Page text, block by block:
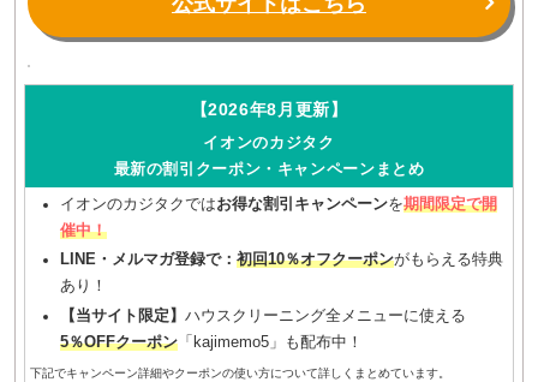
【2026年8月更新】
イオンのカジタク
最新の割引クーポン・キャンペーンまとめ
イオンのカジタクではお得な割引キャンペーンを期間限定で開
催中！
LINE・メルマガ登録で： 初回10％オフクーポンがもらえる特典
あり！
【当サイト限定】 ハウスクリーニング全メニューに使える
5％OFFクーポン「kajimemo5」も配布中！
下記でキャンペーン詳細やクーポンの使い方について詳しくまとめています。